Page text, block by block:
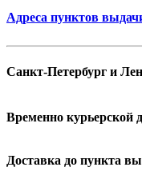
Адреса пунктов
Санкт-Петербург и
Временно курьерской
Доставка до пункта